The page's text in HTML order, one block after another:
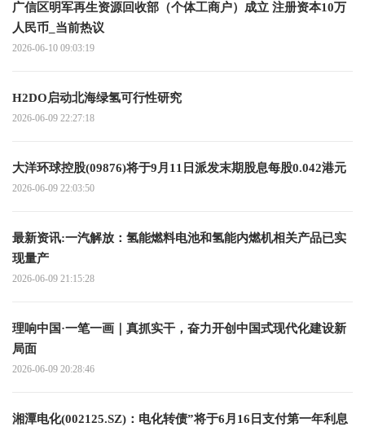
广信区明军再生资源回收部（个体工商户）成立 注册资本10万
人民币_当前热议
2026-06-10 09:03:19
H2DO启动北海绿氢可行性研究
2026-06-09 22:27:18
大洋环球控股(09876)将于9月11日派发末期股息每股0.042港元
2026-06-09 22:03:50
最新资讯:一汽解放：氢能燃料电池和氢能内燃机相关产品已实
现量产
2026-06-09 21:15:28
理响中国·一笔一画｜真抓实干，奋力开创中国式现代化建设新
局面
2026-06-09 20:28:46
湘潭电化(002125.SZ)：电化转债”将于6月16日支付第一年利息